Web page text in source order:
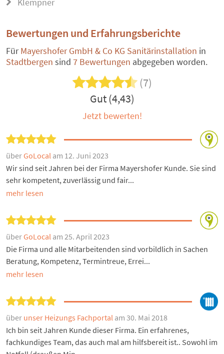
Klempner
Bewertungen und Erfahrungsberichte
FürMayershofer GmbH & Co KG Sanitärinstallation in
Stadtbergen sind 7 Bewertungen abgegeben worden.
(7)
Gut (4,43)
Jetzt bewerten!
überGoLocal am 12. Juni 2023
Wir sind seit Jahren bei der Firma Mayershofer Kunde. Sie sind
sehr kompetent, zuverlässig und fair...
mehr lesen
überGoLocal am 25. April 2023
Die Firma und alle Mitarbeitenden sind vorbildlich in Sachen
Beratung, Kompetenz, Termintreue, Errei...
mehr lesen
über unser Heizungs Fachportal am 30. Mai 2018
Ich bin seit Jahren Kunde dieser Firma. Ein erfahrenes,
fachkundiges Team, das auch mal am hilfsbereit ist.. Sowohl im